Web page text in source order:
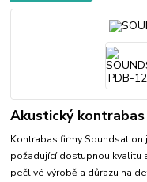
Akustický kontrabas
Kontrabas firmy
požadující dostupnou kvalitu
pečlivé výrobě a důrazu na